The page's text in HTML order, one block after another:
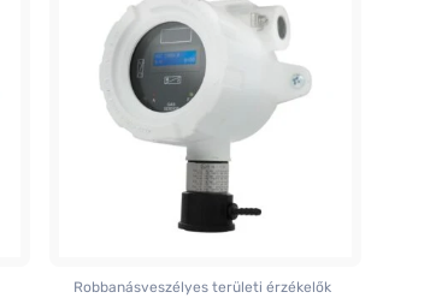
Robbanásveszélyes területi érzékelők